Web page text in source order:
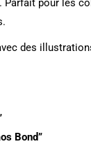
Parfait pour les
des
Bond”